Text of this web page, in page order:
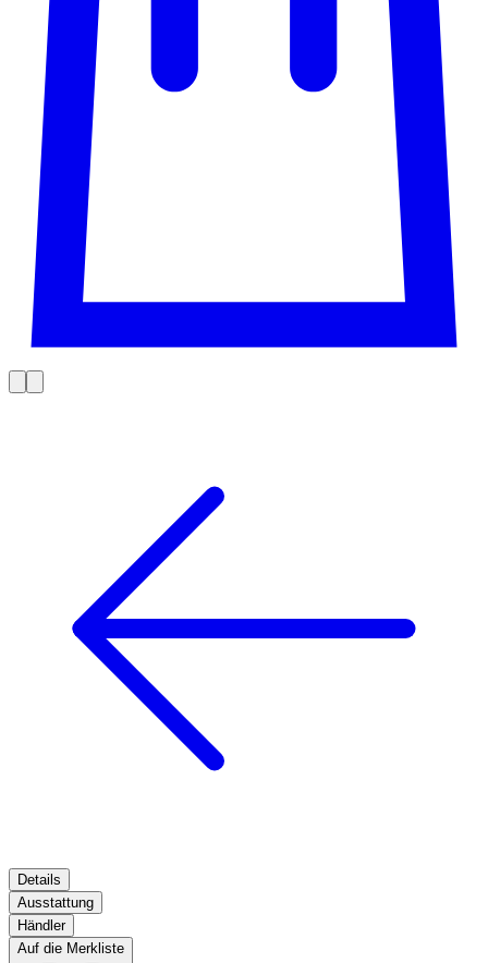
Details
Ausstattung
Händler
Auf die Merkliste